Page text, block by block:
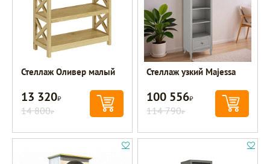
Стеллаж Оливер малый
13 320Р
14 800Р
Стеллаж узкий Majessa
100 556Р
114 790Р